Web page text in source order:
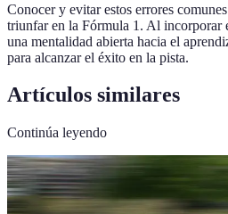
Conocer y evitar estos errores
triunfar en la Fórmula 1. Al incorporar
una mentalidad abierta hacia el
para alcanzar el éxito en la pista.
Artículos similares
Continúa leyendo